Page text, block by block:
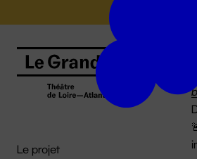
Le projet